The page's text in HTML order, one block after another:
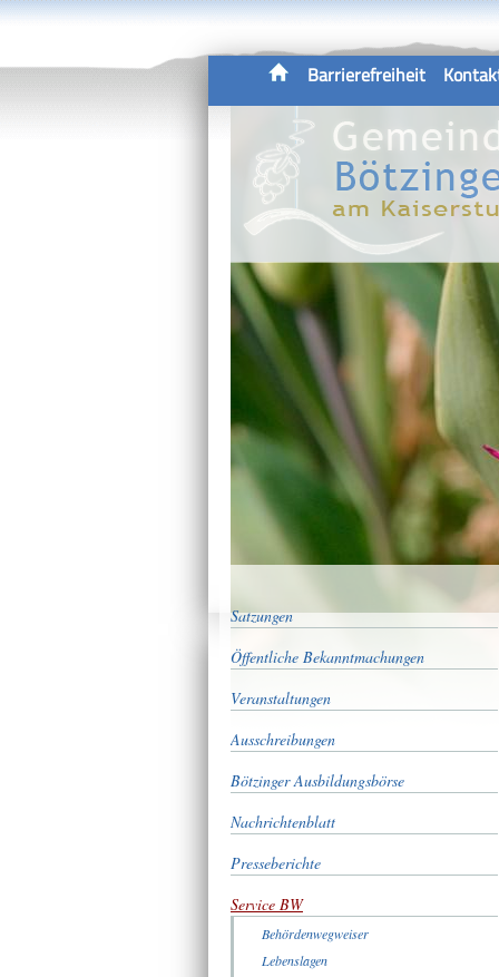
Barrierefreiheit
Satzungen
Öffentliche Bekanntmachungen
Veranstaltungen
Ausschreibungen
Bötzinger Ausbildungsbörse
Nachrichtenblatt
Presseberichte
Service BW
Behördenwegweiser
Lebenslagen